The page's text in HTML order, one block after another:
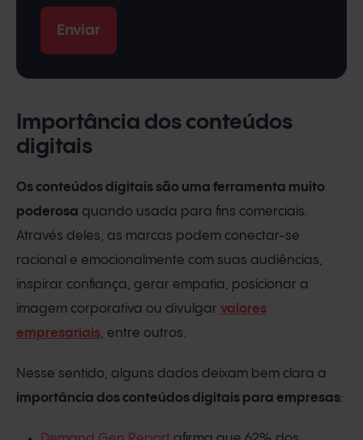
Importância dos conteúdos
digitais
Os conteúdos digitais são uma ferramenta muito
poderosa quando usada para fins comerciais.
Através deles, as marcas podem conectar-se
racional e emocionalmente com suas audiências,
inspirar confiança, gerar empatia, posicionar a
imagem corporativa ou divulgar valores
empresariais, entre outros.
Nesse sentido, alguns dados deixam bem clara a
importância dos conteúdos digitais para empresas: